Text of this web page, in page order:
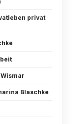
privat
Blaschke